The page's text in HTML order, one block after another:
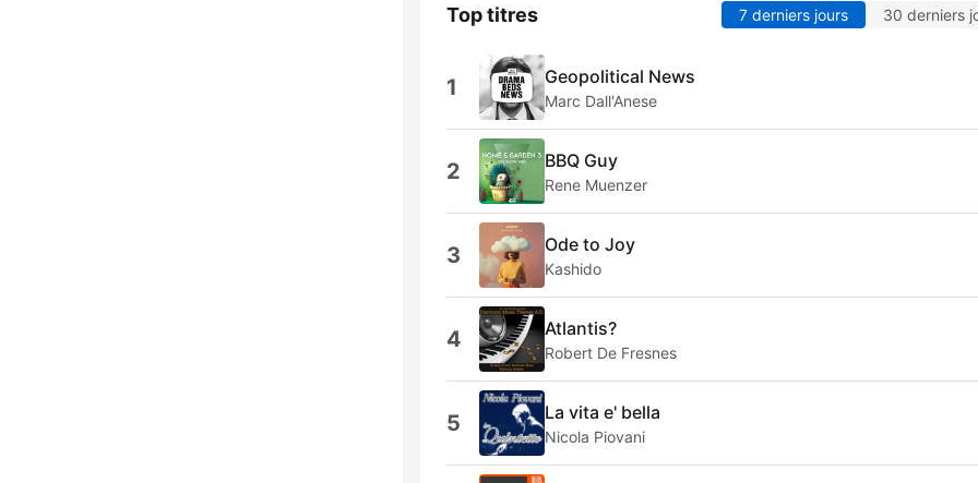
Top titres 7 derniers jours 30 derniers
1 Geopolitical News
Marc Dall'Anese
2 BBQ Guy
Rene Muenzer
3 Ode to Joy
Kashido
4 Atlantis?
Robert De Fresnes
5 La vita e' bella
Nicola Piovani